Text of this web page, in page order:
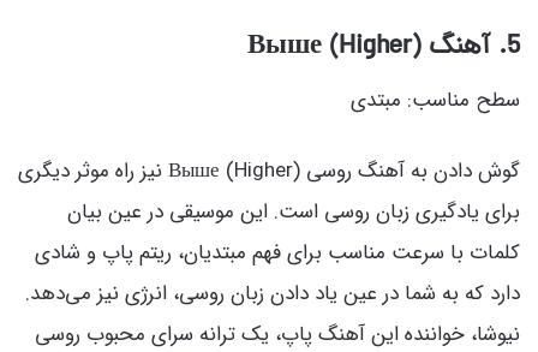
5. آهنگ Выше (Higher)
سطح مناسب: مبتدی
گوش دادن به آهنگ روسی Выше (Higher) نیز راه موثر دیگری
برای یادگیری زبان روسی است. این موسیقی در عین بیان
کلمات با سرعت مناسب برای فهم مبتدیان، ریتم پاپ و شادی
دارد که به شما در عین یاد دادن زبان روسی، انرژی نیز می‌دهد.
نیوشا، خواننده این آهنگ پاپ، یک ترانه سرای محبوب روسی